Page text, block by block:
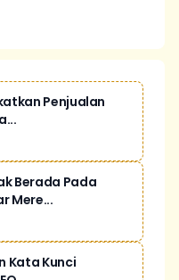
Penjualan
Berada Pada
Mere...
Kata Kunci